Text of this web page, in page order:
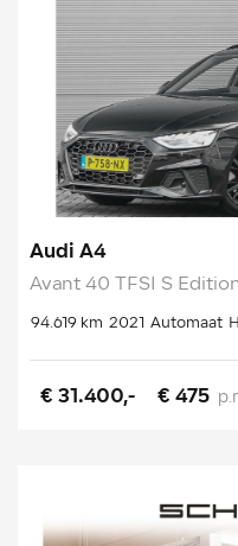
Audi A4
Avant 40 TFSI S
94.619 km 2021 Automaat
€ 31.400,- € 475